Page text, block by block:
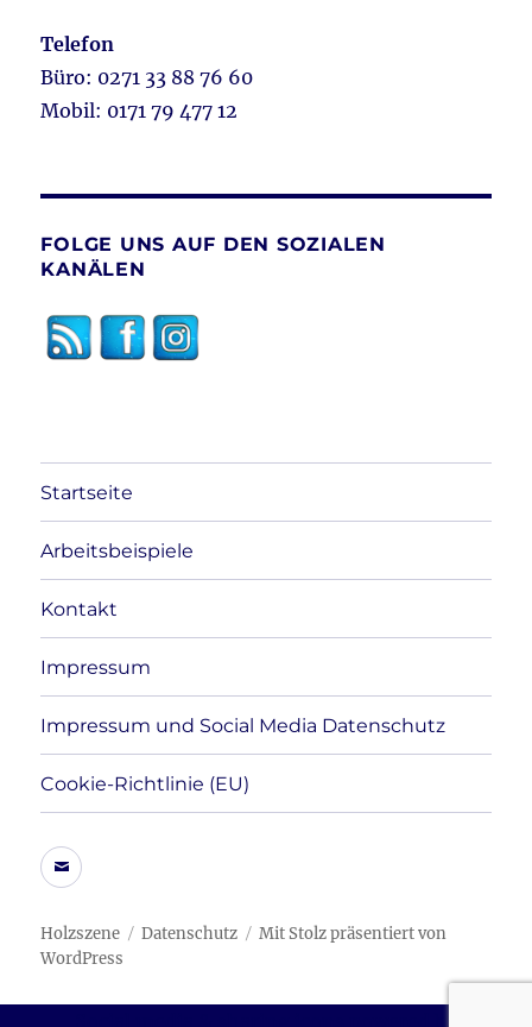
Telefon
Büro: 0271 33 88 76 60
Mobil: 0171 79 477 12
FOLGE UNS AUF DEN SOZIALEN
KANÄLEN
Startseite
Arbeitsbeispiele
Kontakt
Impressum
Impressum und Social Media Datenschutz
Cookie-Richtlinie (EU)
E-
Holzszene Datenschutz
Mit Stolz präsentiert von
WordPress